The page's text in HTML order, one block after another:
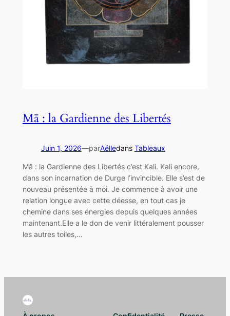
Mā : la Gardienne des Libertés
Juin 1, 2026—parAëlledans Tableaux
Mā : la Gardienne des Libertés c’est Kali. Kali encore,
dans son incarnation de Durge l’invincible. Elle s’est de
nouveau présentée à moi. Je commence à avoir une
relation longue avec cette déesse, en tout cas je
chemine dans ses énergies depuis quelques années
maintenant.Elle a le don de venir littéralement pousser
les autres toiles,…